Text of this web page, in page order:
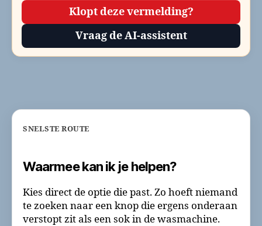
Klopt deze vermelding?
Vraag de AI-assistent
SNELSTE ROUTE
Waarmee kan ik je helpen?
Kies direct de optie die past. Zo hoeft niemand
te zoeken naar een knop die ergens onderaan
verstopt zit als een sok in de wasmachine.